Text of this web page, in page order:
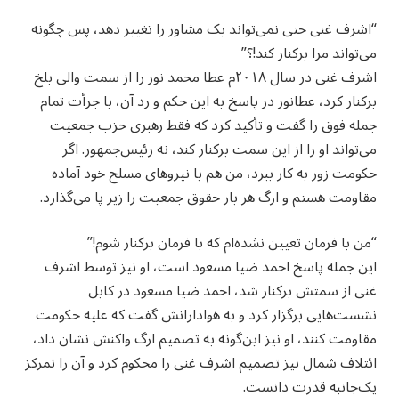
“اشرف غنی حتی نمی‌تواند یک مشاور را تغییر دهد، پس چگونه
می‌تواند مرا برکنار کند!؟”
اشرف غنی در سال ۲۰۱۸م عطا محمد نور را از سمت والی بلخ
برکنار کرد، عطانور در پاسخ به این حکم و رد آن، با جرأت تمام
جمله فوق را گفت و تأکید کرد که فقط رهبری حزب جمعیت
می‌تواند او را از این سمت برکنار کند، نه رئیس‌جمهور. اگر
حکومت زور به کار ببرد، من هم با نیروهای مسلح خود آماده
مقاومت هستم و ارگ هر بار حقوق جمعیت را زیر پا می‌گذارد.
“من با فرمان تعیین نشده‌ام که با فرمان برکنار شوم!”
این جمله پاسخ احمد ضیا مسعود است، او نیز توسط اشرف
غنی از سمتش برکنار شد، احمد ضیا مسعود در کابل
نشست‌هایی برگزار کرد و به هوادارانش گفت که علیه حکومت
مقاومت کنند، او نیز این‌گونه به تصمیم ارگ واکنش نشان داد،
ائتلاف شمال نیز تصمیم اشرف غنی را محکوم کرد و آن را تمرکز
یک‌جانبه قدرت دانست.